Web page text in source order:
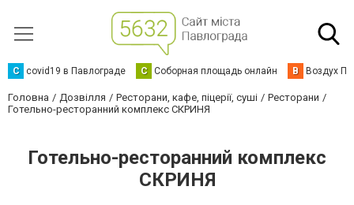
C covid19 в Павлограде С Соборная площадь онлайн В Воздух
Головна Дозвілля Ресторани, кафе, піцерії, суші
Ресторани
Готельно-ресторанний комплекс СКРИНЯ
Готельно-ресторанний комплекс
СКРИНЯ